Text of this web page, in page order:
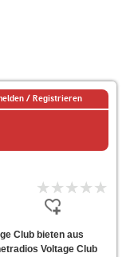
/ Registrieren
Club bieten aus
Voltage Club